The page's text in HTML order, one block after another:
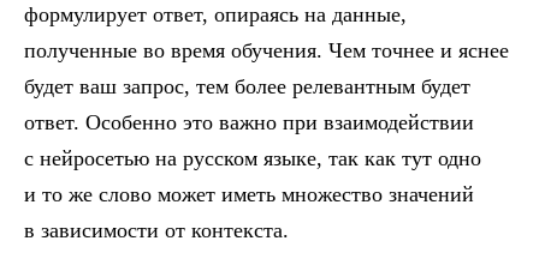
формулирует ответ, опираясь на данные,
полученные во время обучения. Чем точнее и яснее
будет ваш запрос, тем более релевантным будет
ответ. Особенно это важно при взаимодействии
с нейросетью на русском языке, так как тут одно
и то же слово может иметь множество значений
в зависимости от контекста.